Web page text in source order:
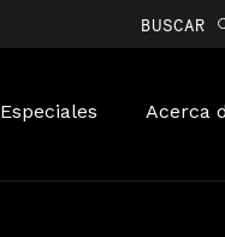
BUSCAR
Especiales Acerca